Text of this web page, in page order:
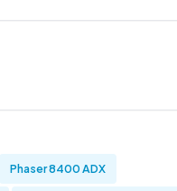
Phaser 8400 ADX